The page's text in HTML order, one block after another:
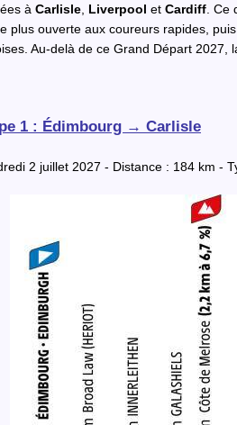
à Carlisle Liverpool et Cardiff .
plus ouverte aux coureurs rapides,
Au-delà de ce Grand Départ 2027,
1 : Édimbourg → Carlisle
2 juillet 2027 - Distance : 184 km -